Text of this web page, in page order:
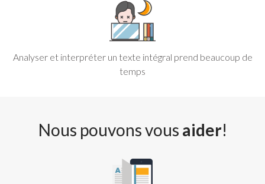
Analyser et interpréter un texte intégral prend beaucoup de
temps
Nous pouvons vous aider!